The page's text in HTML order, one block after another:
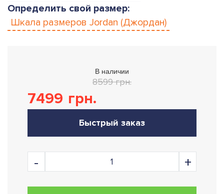
Определить свой размер:
Шкала размеров Jordan (Джордан)
В наличии
8599 грн.
7499 грн.
Быстрый заказ